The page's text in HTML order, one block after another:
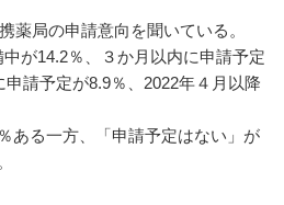
局の申請意向を聞いている。
が14.2％、３か月以内に申請予定
請予定が8.9％、2022年４月以降
ある一方、「申請予定はない」が